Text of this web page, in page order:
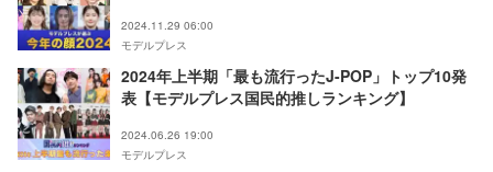
2024.11.29 06:00
モデルプレス
2024年上半期「最も流行ったJ-POP」トップ10発
表【モデルプレス国民的推しランキング】
2024.06.26 19:00
モデルプレス